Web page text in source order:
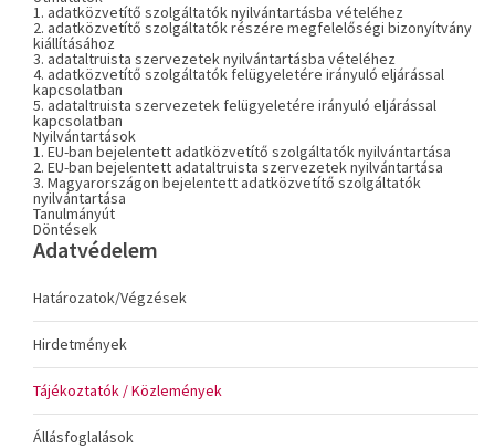
1. adatközvetítő szolgáltatók nyilvántartásba vételéhez
2. adatközvetítő szolgáltatók részére megfelelőségi bizonyítvány
kiállításához
3. adataltruista szervezetek nyilvántartásba vételéhez
4. adatközvetítő szolgáltatók felügyeletére irányuló eljárással
kapcsolatban
5. adataltruista szervezetek felügyeletére irányuló eljárással
kapcsolatban
Nyilvántartások
1. EU-ban bejelentett adatközvetítő szolgáltatók nyilvántartása
2. EU-ban bejelentett adataltruista szervezetek nyilvántartása
3. Magyarországon bejelentett adatközvetítő szolgáltatók
nyilvántartása
Tanulmányút
Döntések
Adatvédelem
Határozatok/Végzések
Hirdetmények
Tájékoztatók / Közlemények
Állásfoglalások